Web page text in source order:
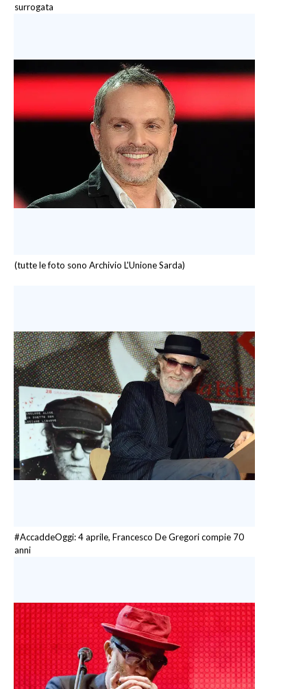
surrogata
(tutte le foto sono Archivio L'Unione Sarda)
#AccaddeOggi: 4 aprile, Francesco De Gregori compie 70
anni